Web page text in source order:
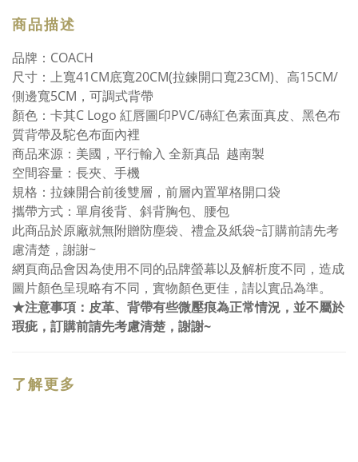
商品描述
品牌：COACH
尺寸：上寬41CM底寬20CM(拉鍊開口寬23CM)、高15CM/
側邊寬5CM，可調式背帶
顏色：卡其C Logo 紅唇圖印PVC/磚紅色素面真皮、黑色布
質背帶及駝色布面內裡
商品來源：美國，平行輸入 全新真品 越南製
空間容量：長夾、手機
規格：拉鍊開合前後雙層，前層內置單格開口袋
攜帶方式：單肩後背、斜背胸包、腰包
此商品於原廠就無附贈防塵袋、禮盒及紙袋~訂購前請先考
慮清楚，謝謝~
網頁商品會因為使用不同的品牌螢幕以及解析度不同，造成
圖片顏色呈現略有不同，實物顏色更佳，請以實品為準。
★注意事項：皮革、背帶有些微壓痕為正常情況，並不屬於
瑕疵，訂購前請先考慮清楚，謝謝~
了解更多